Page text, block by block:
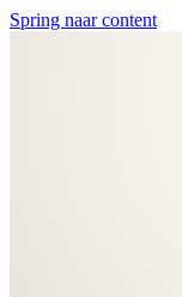
Spring naar content